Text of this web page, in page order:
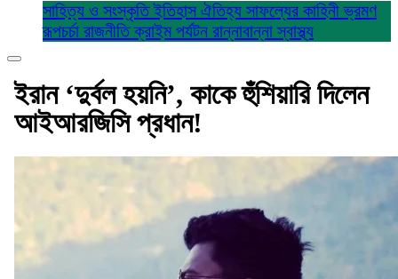
সাহিত্য ও সংস্কৃতিইতিহাস ঐতিহ্য সাফল্যের কাহিনীভ্রমণ
রূপচর্চা রাজনীতিক্রাইম পর্যটন রান্নাবান্নাস্বাস্থ্য
ইরান ‘দুর্বল হয়নি’, কাকে হুঁশিয়ারি দিলেন
আইআরজিসি প্রধান!